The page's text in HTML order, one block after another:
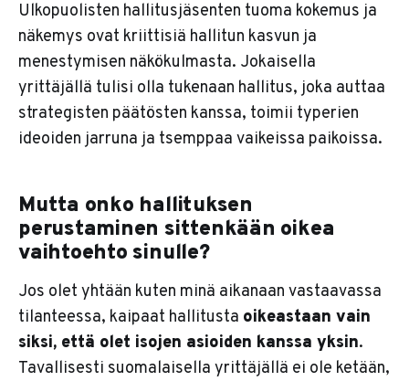
Ulkopuolisten hallitusjäsenten tuoma kokemus ja
näkemys ovat kriittisiä hallitun kasvun ja
menestymisen näkökulmasta. Jokaisella
yrittäjällä tulisi olla tukenaan hallitus, joka auttaa
strategisten päätösten kanssa, toimii typerien
ideoiden jarruna ja tsemppaa vaikeissa paikoissa.
Mutta onko hallituksen
perustaminen sittenkään oikea
vaihtoehto sinulle?
Jos olet yhtään kuten minä aikanaan vastaavassa
tilanteessa, kaipaat hallitusta oikeastaan vain
siksi, että olet isojen asioiden kanssa yksin.
Tavallisesti suomalaisella yrittäjällä ei ole ketään,